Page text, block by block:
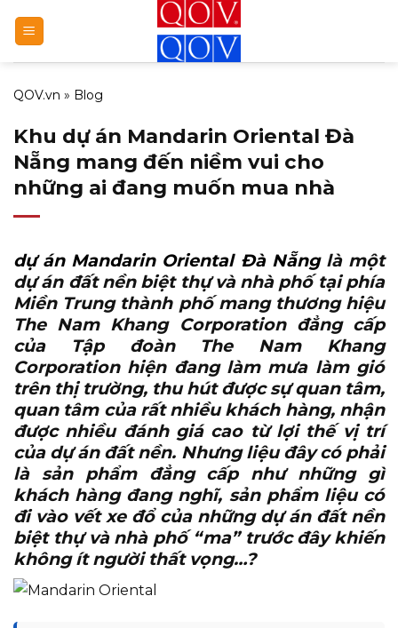
qua
nội
dung
QOV.vn » Blog
Khu dự án Mandarin Oriental Đà
Nẵng mang đến niềm vui cho
những ai đang muốn mua nhà
dự án Mandarin Oriental Đà Nẵnglà một
dự án đất nền biệt thự và nhà phố tại phía
Miền Trung thành phố mang thương hiệu
The Nam Khang Corporation đẳng cấp
của Tập đoàn The Nam Khang
Corporation hiện đang làm mưa làm gió
trên thị trường, thu hút được sự quan tâm,
quan tâm của rất nhiều khách hàng, nhận
được nhiều đánh giá cao từ lợi thế vị trí
của dự án đất nền. Nhưng liệu đây có phải
là sản phẩm đẳng cấp như những gì
khách hàng đang nghĩ, sản phẩm liệu có
đi vào vết xe đổ của những dự án đất nền
biệt thự và nhà phố “ma” trước đây khiến
không ít người thất vọng…?